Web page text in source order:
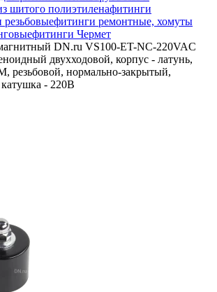
шитого полиэтиленафитинги
фитинги ремонтные, хомуты
фитинги Чермет
DN.ru VS100-ET-NC-220VAC
двухходовой, корпус - латунь,
резьбовой, нормально-закрытый,
- 220В